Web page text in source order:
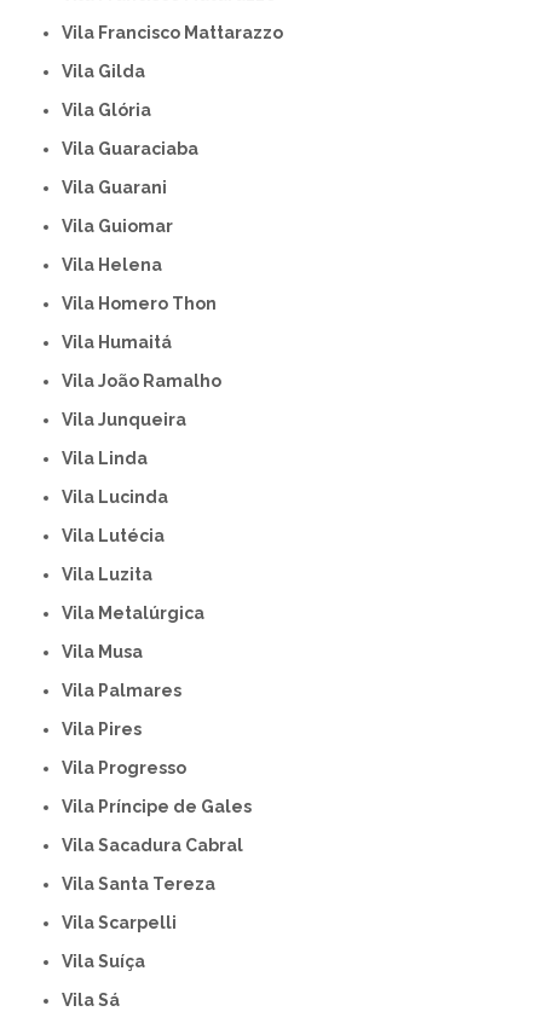
Vila Francisco Mattarazzo
Vila Gilda
Vila Glória
Vila Guaraciaba
Vila Guarani
Vila Guiomar
Vila Helena
Vila Homero Thon
Vila Humaitá
Vila João Ramalho
Vila Junqueira
Vila Linda
Vila Lucinda
Vila Lutécia
Vila Luzita
Vila Metalúrgica
Vila Musa
Vila Palmares
Vila Pires
Vila Progresso
Vila Príncipe de Gales
Vila Sacadura Cabral
Vila Santa Tereza
Vila Scarpelli
Vila Suíça
Vila Sá